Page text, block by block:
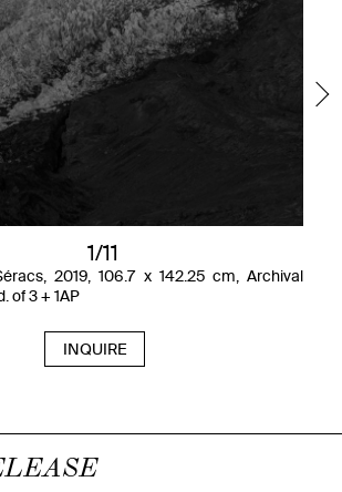
2019, 106.7 x 142.25 cm, Archival
of 3 + 1AP
1/11
INQUIRE